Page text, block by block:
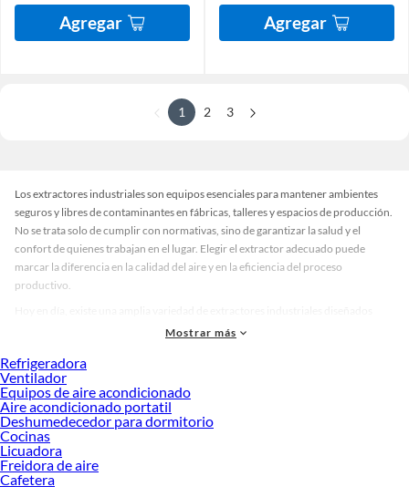
Agregar Agregar
1 2 3
Los extractores industriales son equipos esenciales para mantener ambientes
seguros y libres de contaminantes en fábricas, talleres y espacios de producción.
No se trata solo de cumplir con normativas, sino de garantizar la salud y el
confort de quienes trabajan en el lugar. Elegir el extractor adecuado puede
marcar la diferencia en la calidad del aire y en la eficiencia del proceso
productivo.
para adaptarse a diferentes necesidades. Puedes encontrar modelos compactos
versiones con acabados resistentes que soportan condiciones exigentes.
Además, hay extractores en distintos tamaños y estilos, lo que permite elegir la
alternativa perfecta según el tipo de instalación y el flujo de trabajo.
Al comparar extractores industriales, es importante considerar factores como la
potencia, la durabilidad y la facilidad de mantenimiento. Una elección acertada
no solo mejora la ventilación, sino que también contribuye a reducir riesgos y
optimizar la productividad. Si buscas garantizar un entorno más seguro y
Mostrar más
Refrigeradora
Ventilador
Equipos de aire acondicionado
Aire acondicionado portatil
Deshumedecedor para dormitorio
Cocinas
Licuadora
Freidora de aire
Cafetera